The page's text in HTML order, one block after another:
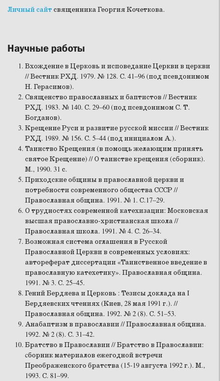
Личный сайтсвященника Георгия Кочеткова.
Научные работы
Вхождение в Церковь и исповедание Церкви в церкви
// Вестник РХД. 1979. № 128. С. 41–96 (под псевдонимом
Н. Герасимов).
Священство православных и баптистов // Вестник
РХД. 1983. № 140. С. 29–60 (под псевдонимом С. Т.
Богданов).
Крещение Руси и развитие русской миссии // Вестник
РХД. 1989. № 156. С. 5–44 (под инициалом А.).
Таинство Крещения (в помощь желающим принять
святое Крещение) // О таинстве крещения (сборник).
М., 1990. 31 с.
Приходские общины в православной церкви и
потребности современного общества СССР //
Православная община. 1991. № 1. С.17–29.
О трудностях современной катехизации: Московская
высшая православно-христианская школа //
Православная школа. 1991. № 4. С. 26–34.
Возможная система оглашения в Русской
Православной Церкви в современных условиях:
автореферат диссертации «Таинственное введение в
православную катехетику». Православная община.
1991. № 3. С. 25–45.
Гений Бердяева и Церковь : Тезисы доклада на I
Бердяевских чтениях (Киев, 28 мая 1991 г.). //
Православная община. 1992. № 2 (8). С. 51–53.
Анабаптизм в православии // Православная община.
1992. № 2 (8). С. 31–42.
Братство в Православии // Братство в Православии:
cборник материалов ежегодной встречи
Преображенского братства (15-19 августа 1992 г.). М.,
1993. С. 81–99.